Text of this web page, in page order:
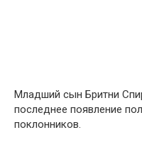
Младший сын Бритни
последнее появление
поклонников.